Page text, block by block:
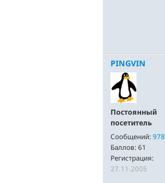
PINGVIN
Постоянный
посетитель
Сообщений:
Баллов: 61
Регистрация:
27.11.2005